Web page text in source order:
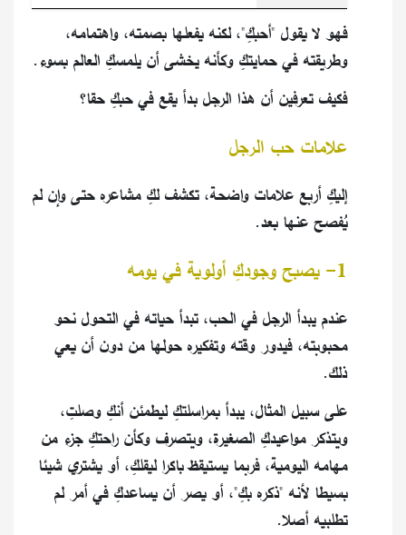
فهو لا يقول "أحبكِ"، لكنه يفعلها بصمته، واهتمامه،
وطريقته في حمايتكِ وكأنه يخشى أن يلمسكِ العالم بسوء.
فكيف تعرفين أن هذا الرجل بدأ يقع في حبكِ حقا؟
علامات حب الرجل
إليكِ أربع علامات واضحة، تكشف لكِ مشاعره حتى وإن لم
يُفصح عنها بعد.
1- يصبح وجودكِ أولوية في يومه
عندم يبدأ الرجل في الحب، تبدأ حياته في التحول نحو
محبوبته، فيدور وقته وتفكيره حولها من دون أن يعي
ذلك.
على سبيل المثال، يبدأ بمراسلتكِ ليطمئن أنكِ وصلتِ،
ويتذكر مواعيدكِ الصغيرة، ويتصرف وكأن راحتكِ جزء من
مهامه اليومية، فربما يستيقظ باكرا ليقلكِ، أو يشتري شيئا
بسيطا لأنه "ذكره بكِ"، أو يصر أن يساعدكِ في أمر لم
تطلبيه أصلا.